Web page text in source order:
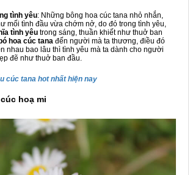
tình yêu: Những bông hoa cúc tana nhỏ nhắn,
mối tình đầu vừa chớm nở, do đó trong tình yêu,
tình yêu trong sáng, thuần khiết như thuở ban
hoa cúc tana đến người mà ta thương, điều đó
nhau bao lâu thì tình yêu mà ta dành cho người
đẽ như thuở ban đầu.
cúc tana hot nhất hiện nay
hoạ mi